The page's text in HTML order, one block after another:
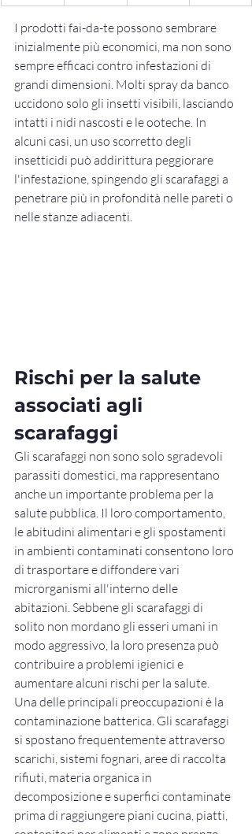
I prodotti fai-da-te possono sembrare
inizialmente più economici, ma non sono
sempre efficaci contro infestazioni di
grandi dimensioni. Molti spray da banco
uccidono solo gli insetti visibili, lasciando
intatti i nidi nascosti e le ooteche. In
alcuni casi, un uso scorretto degli
insetticidi può addirittura peggiorare
l'infestazione, spingendo gli scarafaggi a
penetrare più in profondità nelle pareti o
nelle stanze adiacenti.
Rischi per la salute
associati agli
scarafaggi
Gli scarafaggi non sono solo sgradevoli
parassiti domestici, ma rappresentano
anche un importante problema per la
salute pubblica. Il loro comportamento,
le abitudini alimentari e gli spostamenti
in ambienti contaminati consentono loro
di trasportare e diffondere vari
microrganismi all'interno delle
abitazioni. Sebbene gli scarafaggi di
solito non mordano gli esseri umani in
modo aggressivo, la loro presenza può
contribuire a problemi igienici e
aumentare alcuni rischi per la salute.
Una delle principali preoccupazioni è la
contaminazione batterica. Gli scarafaggi
si spostano frequentemente attraverso
scarichi, sistemi fognari, aree di raccolta
rifiuti, materia organica in
decomposizione e superfici contaminate
prima di raggiungere piani cucina, piatti,